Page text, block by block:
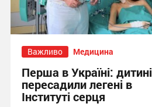
Важливо Медицина
Перша в Україні: дитині
пересадили легені в
Інституті серця